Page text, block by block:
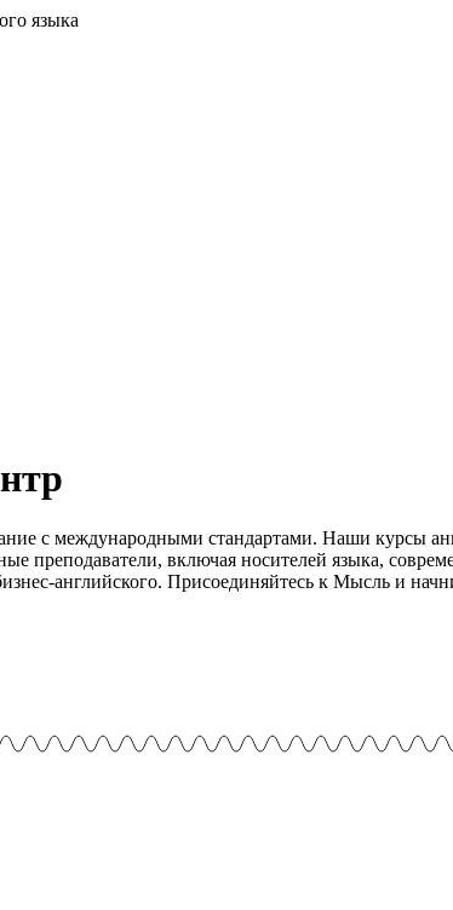
с международными стандартами. Наши курсы
включая носителей языка,
английского. Присоединяйтесь к Мысль и